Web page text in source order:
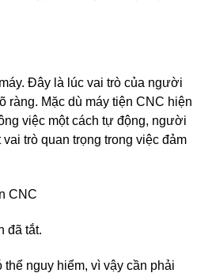
Đây là lúc vai trò của người
ràng. Mặc dù máy tiện CNC hiện
việc một cách tự động, người
trò quan trọng trong việc đảm
CNC
đã tắt.
nguy hiểm, vì vậy cần phải